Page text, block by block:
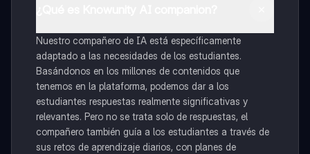
Nuestro compañero de IA está específicamente
adaptado a las necesidades de los estudiantes.
Basándonos en los millones de contenidos que
tenemos en la plataforma, podemos dar a los
estudiantes respuestas realmente significativas y
relevantes. Pero no se trata solo de respuestas, el
compañero también guía a los estudiantes a través de
sus retos de aprendizaje diarios, con planes de